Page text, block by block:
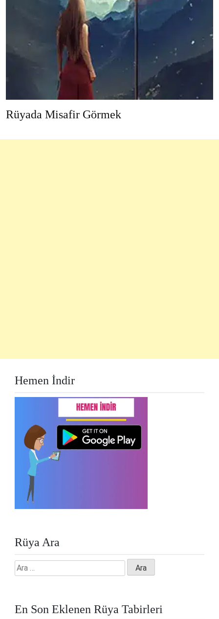
Rüyada Misafir Görmek
Hemen İndir
Rüya Ara
Arama:
En Son Eklenen Rüya Tabirleri